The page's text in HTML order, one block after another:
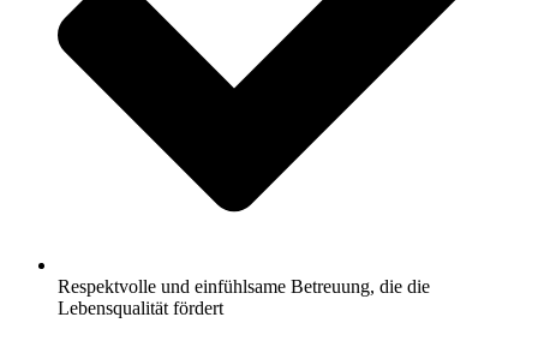
Respektvolle und einfühlsame Betreuung, die die
Lebensqualität fördert